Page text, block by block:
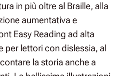
in più oltre al Braille, alla
aumentativa e
Easy Reading ad alta
per lettori con dislessia, al
la storia anche a